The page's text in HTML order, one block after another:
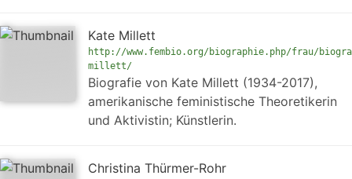
Kate Millett
http://www.fembio.org/biographie.php/frau/
millett/
Biografie von Kate Millett (1934-2017),
amerikanische feministische Theoretikerin
und Aktivistin; Künstlerin.
Christina Thürmer-Rohr